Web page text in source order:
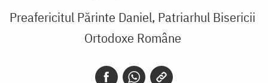
Preafericitul Părinte Daniel, Patriarhul Bisericii
Ortodoxe Române